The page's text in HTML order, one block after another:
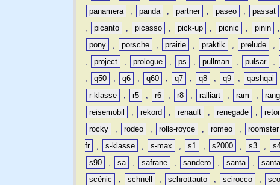
panamera
, panda , partner , paseo , passat
,
picanto , picasso , pick-up , picnic , pinin ,
pony
, porsche , prairie , praktik , prelude ,
,
project , prologue , ps , pullman , pulsar ,
,
q50 , q6 , q60 , q7 , q8 , q9 , qashqai
r-klasse
, r5 , r6 , r8 , ralliart , ram ,
reisemobil
, rekord , renault , renegade ,
rocky
, rodeo , rolls-royce , romeo , roomster
fr
, s-klasse , s-max , s1 , s2000 , s3 ,
s90
, sa , safrane , sandero , santa ,
scénic
, schnell , schrottauto , scirocco ,